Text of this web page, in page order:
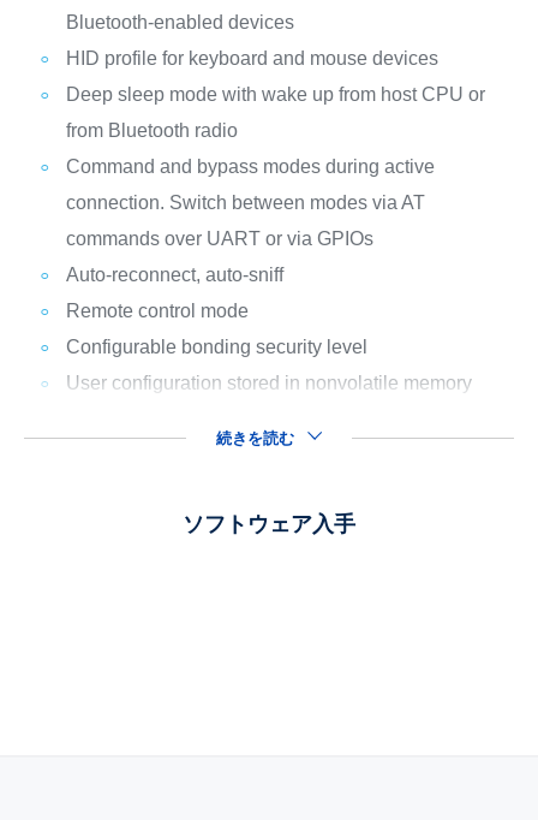
Bluetooth-enabled devices
HID profile for keyboard and mouse devices
Deep sleep mode with wake up from host CPU or
from Bluetooth radio
Command and bypass modes during active
connection. Switch between modes via AT
commands over UART or via GPIOs
Auto-reconnect, auto-sniff
Remote control mode
Configurable bonding security level
User configuration stored in nonvolatile memory
続きを読む
ソフトウェア入手